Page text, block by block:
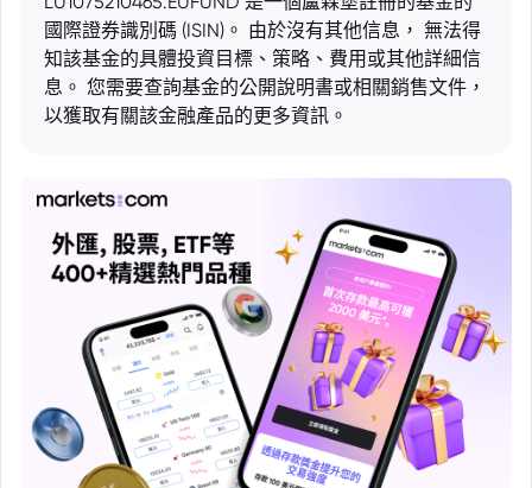
國際證券識別碼 (ISIN)。 由於沒有其他信息， 無法得
知該基金的具體投資目標、策略、費用或其他詳細信
息。 您需要查詢基金的公開說明書或相關銷售文件，
以獲取有關該金融產品的更多資訊。